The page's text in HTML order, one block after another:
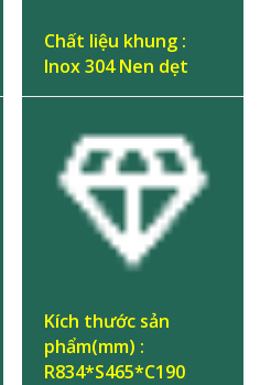
Chất liệu khung :
Inox 304 Nen dẹt
Kích thước sản
phẩm(mm) :
R834*S465*C190